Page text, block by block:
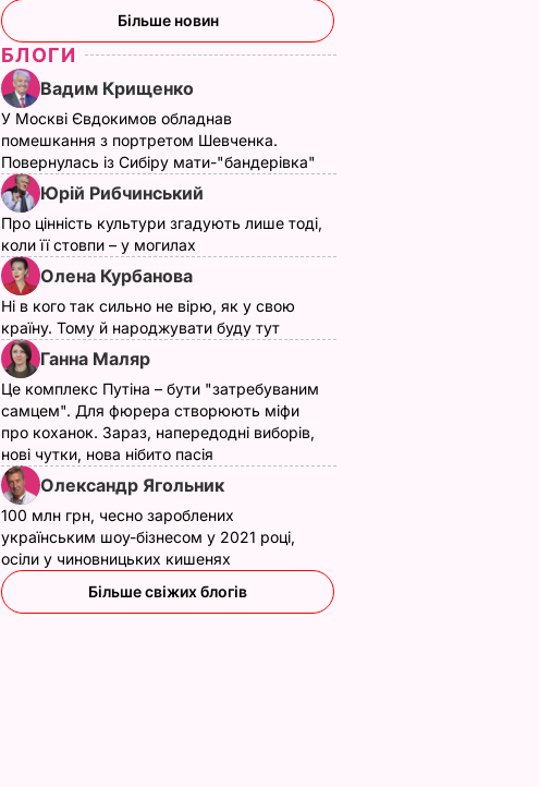
Більше новин
БЛОГИ
Вадим Крищенко
У Москві Євдокимов обладнав
помешкання з портретом Шевченка.
Повернулась із Сибіру мати-"бандерівка"
Юрій Рибчинський
Про цінність культури згадують лише тоді,
коли її стовпи – у могилах
Олена Курбанова
Ні в кого так сильно не вірю, як у свою
країну. Тому й народжувати буду тут
Ганна Маляр
Це комплекс Путіна – бути "затребуваним
самцем". Для фюрера створюють міфи
про коханок. Зараз, напередодні виборів,
нові чутки, нова нібито пасія
Олександр Ягольник
100 млн грн, чесно зароблених
українським шоу-бізнесом у 2021 році,
осіли у чиновницьких кишенях
Більше свіжих блогів